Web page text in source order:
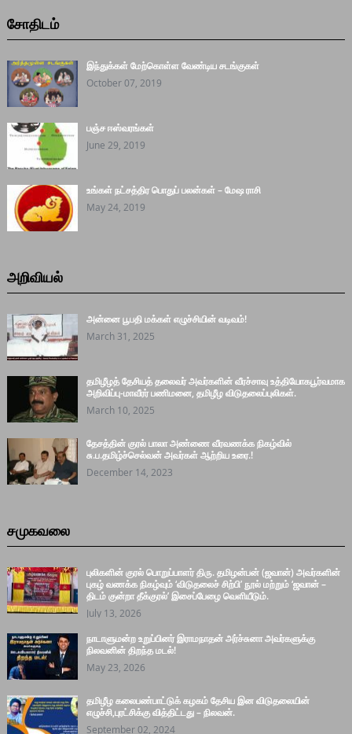
சோதிடம்
இந்துக்கள் மேற்கொள்ள வேண்டிய சடங்குகள்
October 07, 2019
பஞ்ச ஈஸ்வரங்கள்
June 29, 2019
உங்கள் நட்சத்திர பொதுப் பலன்கள் – மேஷ ராசி
May 24, 2019
அறிவியல்
அன்னை பூபதி மக்கள் எழுச்சியின் வடிவம்!
March 31, 2025
தமிழீழத் தேசியத் தலைவர் அவர்களின் வீரச்சாவு உத்தியோகபூர்வமாக
அறிவிப்பு-மாவீரர் பணிமனை, தமிழீழ விடுதலைப்புலிகள்.
March 10, 2025
தேசத்தின் குரல் பாலா அண்ணை வீரவணக்க நிகழ்வில்
சு.ப.தமிழ்ச்செல்வன் அவர்கள் ஆற்றிய உரை.!
December 14, 2023
சமுகவலை
புலிகளின் குரல் பொறுப்பாளர் திரு. தமிழன்பன் (ஜவான்) அவர்களின்
புகழ் வணக்க நிகழ்வும் ‘விடுதலைச் சிற்பி’ நூல் மற்றும் ‘ஜவான் –
திடம் குன்றா தீக்குரல்’ இசைப்பேழை வெளியீடும்.
July 13, 2026
நாடாளுமன்ற உறுப்பினர் இராமநாதன் அர்ச்சுனா அவர்களுக்கு
நிலவனின் திறந்த மடல்!
May 23, 2026
தமிழீழ கலைபண்பாட்டுக் கழகம் தேசிய இன விடுதலையின்
எழுச்சி,புரட்சிக்கு வித்திட்டது – நிலவன்.
September 02, 2024